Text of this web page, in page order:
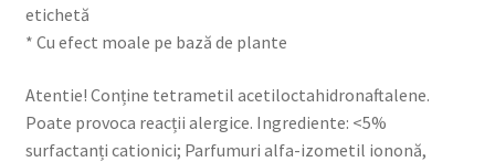
etichetă
* Cu efect moale pe bază de plante
Atentie! Conține tetrametil acetiloctahidronaftalene.
Poate provoca reacții alergice. Ingrediente: <5%
surfactanți cationici; Parfumuri alfa-izometil iononă,